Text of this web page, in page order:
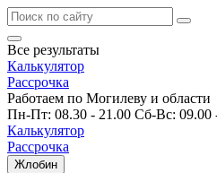
Все результаты
Калькулятор
Рассрочка
Работаем по Могилеву и области
Пн-Пт: 08.30 - 21.00 Сб-Вс: 09.00
Калькулятор
Рассрочка
Жлобин